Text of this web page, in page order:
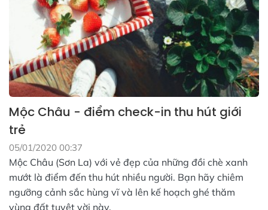
Mộc Châu - điểm check-in thu hút giới
trẻ
05/01/2020 00:37
Mộc Châu (Sơn La) với vẻ đẹp của những đồi chè xanh
mướt là điểm đến thu hút nhiều người. Bạn hãy chiêm
ngưỡng cảnh sắc hùng vĩ và lên kế hoạch ghé thăm
vùng đất tuyệt vời này.